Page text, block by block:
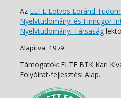
Az ELTE Eötvös Loránd
Nyelvtudományi és Finnugor
Nyelvtudományi Társaság
Alapítva: 1979.
Támogatók: ELTE BTK Kari
Folyóirat-fejlesztési Alap.